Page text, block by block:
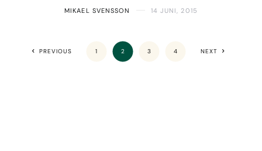
MIKAEL SVENSSON 14 JUNI, 2015
PREVIOUS 1 2 3 4 NEXT